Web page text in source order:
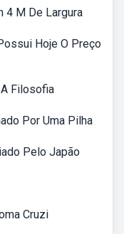
4 M De Largura
Hoje O Preço
Filosofia
Por Uma Pilha
Pelo Japão
Cruzi